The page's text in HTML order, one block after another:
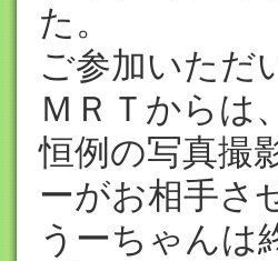
た。
ご参加いただ
ＭＲＴからは
恒例の写真撮
ーがお相手さ
うーちゃんは